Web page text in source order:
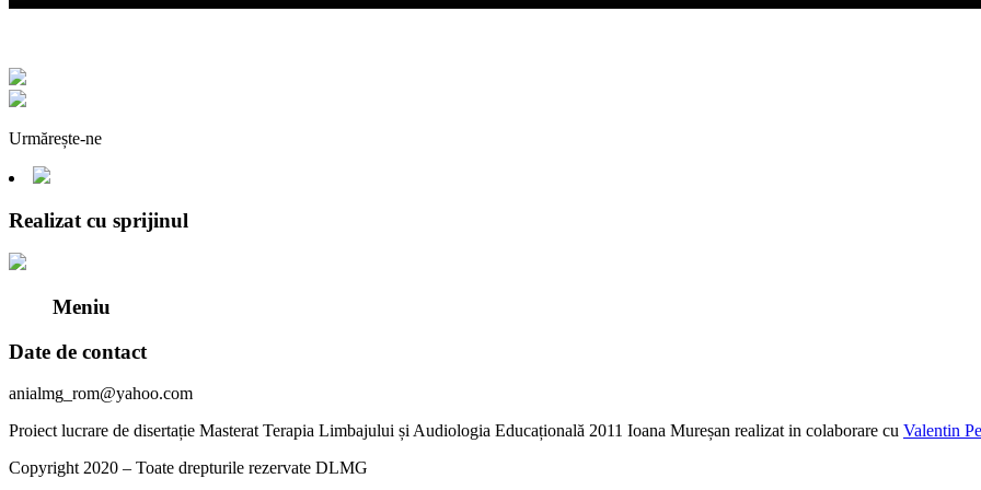
Urmărește-ne
Realizat cu sprijinul
Meniu
Date de contact
anialmg_rom@yahoo.com
Proiect lucrare de disertație Masterat Terapia Limbajului și Audiologia Educațională 2011 Ioana Mureșan realizat in colaborare cu Valentin
Copyright 2020 – Toate drepturile rezervate DLMG